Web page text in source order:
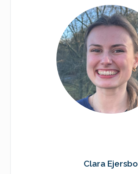
Clara Ejersbo